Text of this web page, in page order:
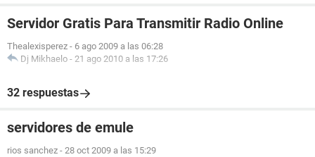
Servidor Gratis Para Transmitir Radio Online
Thealexisperez - 6 ago 2009 a las 06:28
Dj Mikhaelo - 21 ago 2010 a las 17:26
32 respuestas
servidores de emule
rios sanchez - 28 oct 2009 a las 15:29